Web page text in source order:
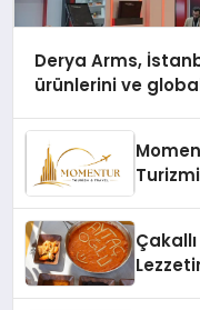
Derya Arms,
ürünlerini ve